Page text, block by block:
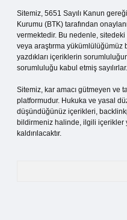
Sitemiz, 5651 Sayılı Kanun
Kurumu (BTK) tarafından
vermektedir. Bu nedenle,
veya araştırma yükümlülüğümüz
yazdıkları içeriklerin
sorumluluğu kabul etmiş sayılırlar.
Sitemiz, kar amacı gütmeyen ve
platformudur. Hukuka ve yasal
düşündüğünüz içerikleri,
bildirmeniz halinde, ilgili içerikler
kaldırılacaktır.